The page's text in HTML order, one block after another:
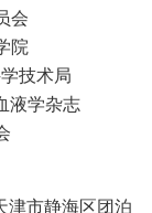
会
院
技术局
液学杂志
津市静海区团泊